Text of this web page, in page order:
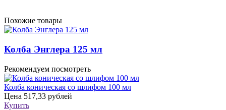
Похожие товары
Колба Энглера 125 мл
Рекомендуем посмотреть
Колба коническая со шлифом 100 мл
Цена 517,33 рублей
Купить